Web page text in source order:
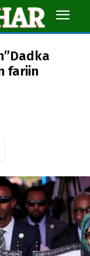
fariin